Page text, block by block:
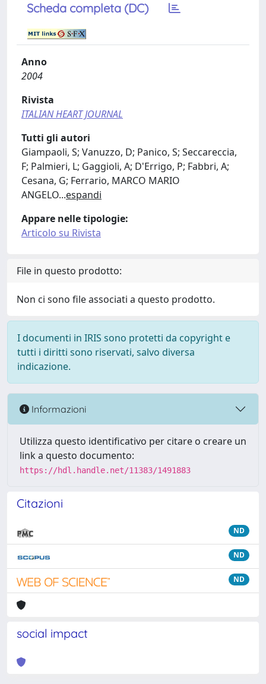
Scheda completa (DC)
Anno
2004
Rivista
ITALIAN HEART JOURNAL
Tutti gli autori
Giampaoli, S; Vanuzzo, D; Panico, S; Seccareccia,
F; Palmieri, L; Gaggioli, A; D'Errigo, P; Fabbri, A;
Cesana, G; Ferrario, MARCO MARIO
ANGELO...espandi
Appare nelle tipologie:
Articolo su Rivista
File in questo prodotto:
Non ci sono file associati a questo prodotto.
I documenti in IRIS sono protetti da copyright e
tutti i diritti sono riservati, salvo diversa
indicazione.
Informazioni
Utilizza questo identificativo per citare o creare un
link a questo documento:
https://hdl.handle.net/11383/1491883
Citazioni
ND
ND
ND
social impact